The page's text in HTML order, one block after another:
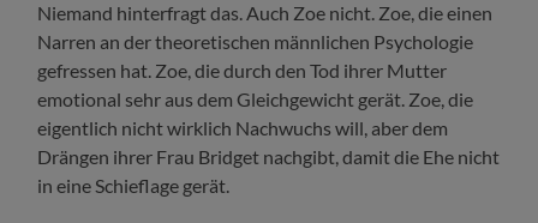
Niemand hinterfragt das. Auch Zoe nicht. Zoe, die einen
Narren an der theoretischen männlichen Psychologie
gefressen hat. Zoe, die durch den Tod ihrer Mutter
emotional sehr aus dem Gleichgewicht gerät. Zoe, die
eigentlich nicht wirklich Nachwuchs will, aber dem
Drängen ihrer Frau Bridget nachgibt, damit die Ehe nicht
in eine Schieflage gerät.